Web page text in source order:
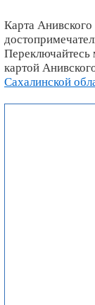
Карта
Переключайтесь
картой
Сахалинской